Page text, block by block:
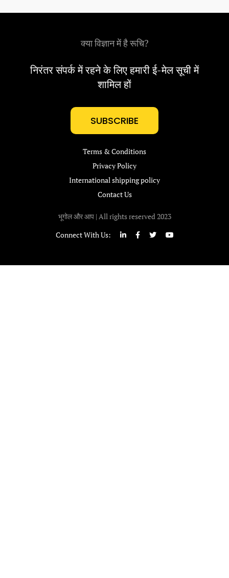
क्या विज्ञान में है रूचि?
निरंतर संपर्क में रहने के लिए हमारी ई-मेल सूची में
शामिल हों
SUBSCRIBE
Terms & Conditions
Privacy Policy
International shipping policy
Contact Us
भूगोल और आप | All rights reserved 2023
Connect With Us: